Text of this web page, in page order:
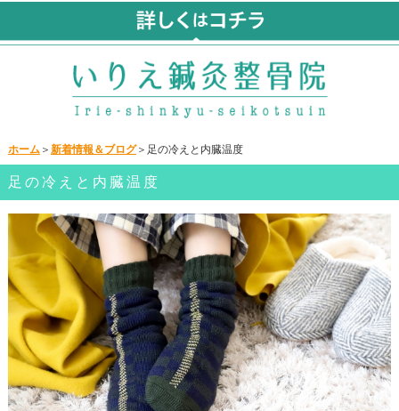
ホーム＞ 新着情報＆ブログ＞足の冷えと内臓温度
足の冷えと内臓温度